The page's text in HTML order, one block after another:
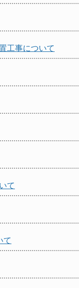
工事について
て
て